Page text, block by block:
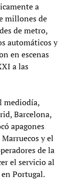
a
millones de
de metro,
automáticos y
en escenas
a las
mediodía,
Barcelona,
apagones
y el
de la
el servicio al
Portugal.